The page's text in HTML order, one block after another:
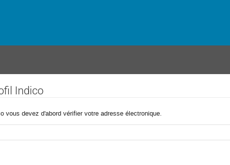
Indico
vous devez d'abord vérifier votre adresse électronique.